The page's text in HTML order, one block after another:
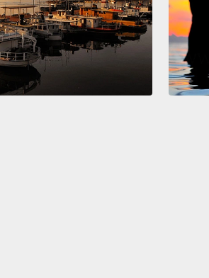
creative, delicious cocktails
bartenders.
它是很棒的夜生活城市。有許
在這座城市蓬勃發展，它是